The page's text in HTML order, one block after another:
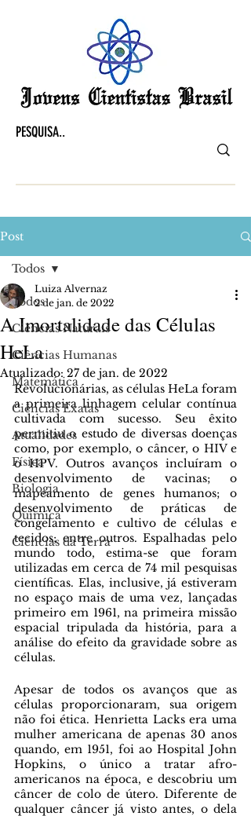
Post
Todos
Ciências Naturais
Ciências Humanas
Matemática
Ciências Exatas
Atualidades
Física
Biologia
Química
Ciências da Terra
Todos
A Imortalidade das Células
HeLa
Luiza Alvernaz
2 de jan. de 2022
Atualizado:27 de jan. de 2022
Revolucionárias, as células HeLa foram
a primeira linhagem celular contínua
cultivada com sucesso. Seu êxito
permitiu o estudo de diversas doenças
como, por exemplo, o câncer, o HIV e
o HPV. Outros avanços incluíram o
desenvolvimento de vacinas; o
mapeamento de genes humanos; o
desenvolvimento de práticas de
congelamento e cultivo de células e
tecidos; entre outros. Espalhadas pelo
mundo todo, estima-se que foram
utilizadas em cerca de 74 mil pesquisas
científicas. Elas, inclusive, já estiveram
no espaço mais de uma vez, lançadas
primeiro em 1961, na primeira missão
espacial tripulada da história, para a
análise do efeito da gravidade sobre as
células.
Apesar de todos os avanços que as
células proporcionaram, sua origem
não foi ética. Henrietta Lacks era uma
mulher americana de apenas 30 anos
quando, em 1951, foi ao Hospital John
Hopkins, o único a tratar afro-
americanos na época, e descobriu um
câncer de colo de útero. Diferente de
qualquer câncer já visto antes, o dela